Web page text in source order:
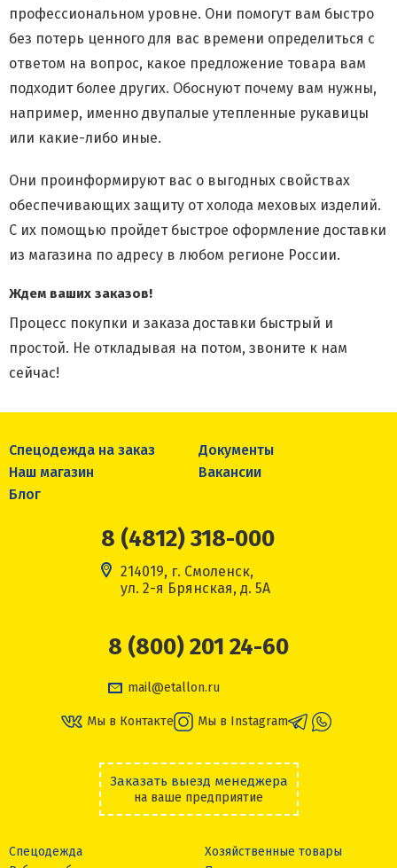
профессиональном уровне. Они помогут вам быстро
без потерь ценного для вас времени определиться с
ответом на вопрос, какое предложение товара вам
подходит более других. Обоснуют почему вам нужны,
например, именно двупалые утепленные рукавицы
или какие-либо иные.
Они проинформируют вас о выгодных свойствах
обеспечивающих защиту от холода меховых изделий.
С их помощью пройдет быстрое оформление доставки
из магазина по адресу в любом регионе России.
Ждем ваших заказов!
Процесс покупки и заказа доставки быстрый и
простой. Не откладывая на потом, звоните к нам
сейчас!
Спецодежда на заказ
Документы
Наш магазин
Вакансии
Блог
8 (4812) 318-000
214019, г. Смоленск,
ул. 2-я Брянская, д. 5А
8 (800) 201 24-60
mail@etallon.ru
Мы в Контакте Мы в Instagram
Заказать выезд менеджера
на ваше предприятие
Спецодежда
Хозяйственные товары